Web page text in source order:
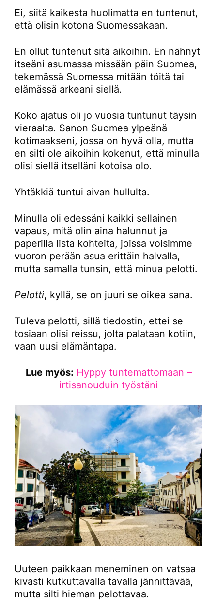
Ei, siitä kaikesta huolimatta en tuntenut,
että olisin kotona Suomessakaan.
En ollut tuntenut sitä aikoihin. En nähnyt
itseäni asumassa missään päin Suomea,
tekemässä Suomessa mitään töitä tai
elämässä arkeani siellä.
Koko ajatus oli jo vuosia tuntunut täysin
vieraalta. Sanon Suomea ylpeänä
kotimaakseni, jossa on hyvä olla, mutta
en silti ole aikoihin kokenut, että minulla
olisi siellä itselläni kotoisa olo.
Yhtäkkiä tuntui aivan hullulta.
Minulla oli edessäni kaikki sellainen
vapaus, mitä olin aina halunnut ja
paperilla lista kohteita, joissa voisimme
vuoron perään asua erittäin halvalla,
mutta samalla tunsin, että minua pelotti.
Pelotti, kyllä, se on juuri se oikea sana.
Tuleva pelotti, sillä tiedostin, ettei se
tosiaan olisi reissu, jolta palataan kotiin,
vaan uusi elämäntapa.
Lue myös: Hyppy tuntemattomaan –
irtisanouduin työstäni
Uuteen paikkaan meneminen on vatsaa
kivasti kutkuttavalla tavalla jännittävää,
mutta silti hieman pelottavaa.